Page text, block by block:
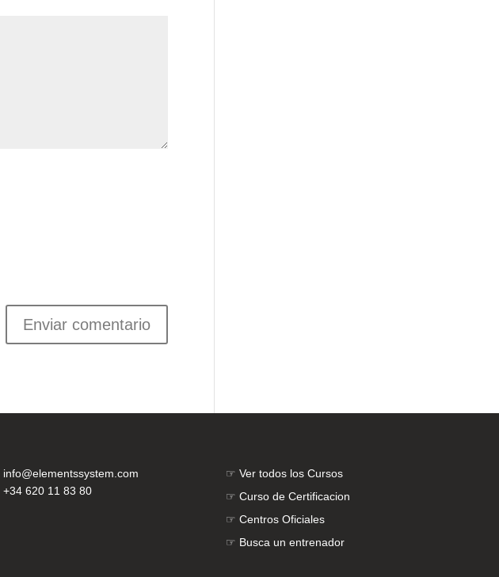
info@elementssystem.com
+34 620 11 83 80
☞Ver todos los Cursos
☞Curso de Certificacion
☞Centros Oficiales
☞ Busca un entrenador